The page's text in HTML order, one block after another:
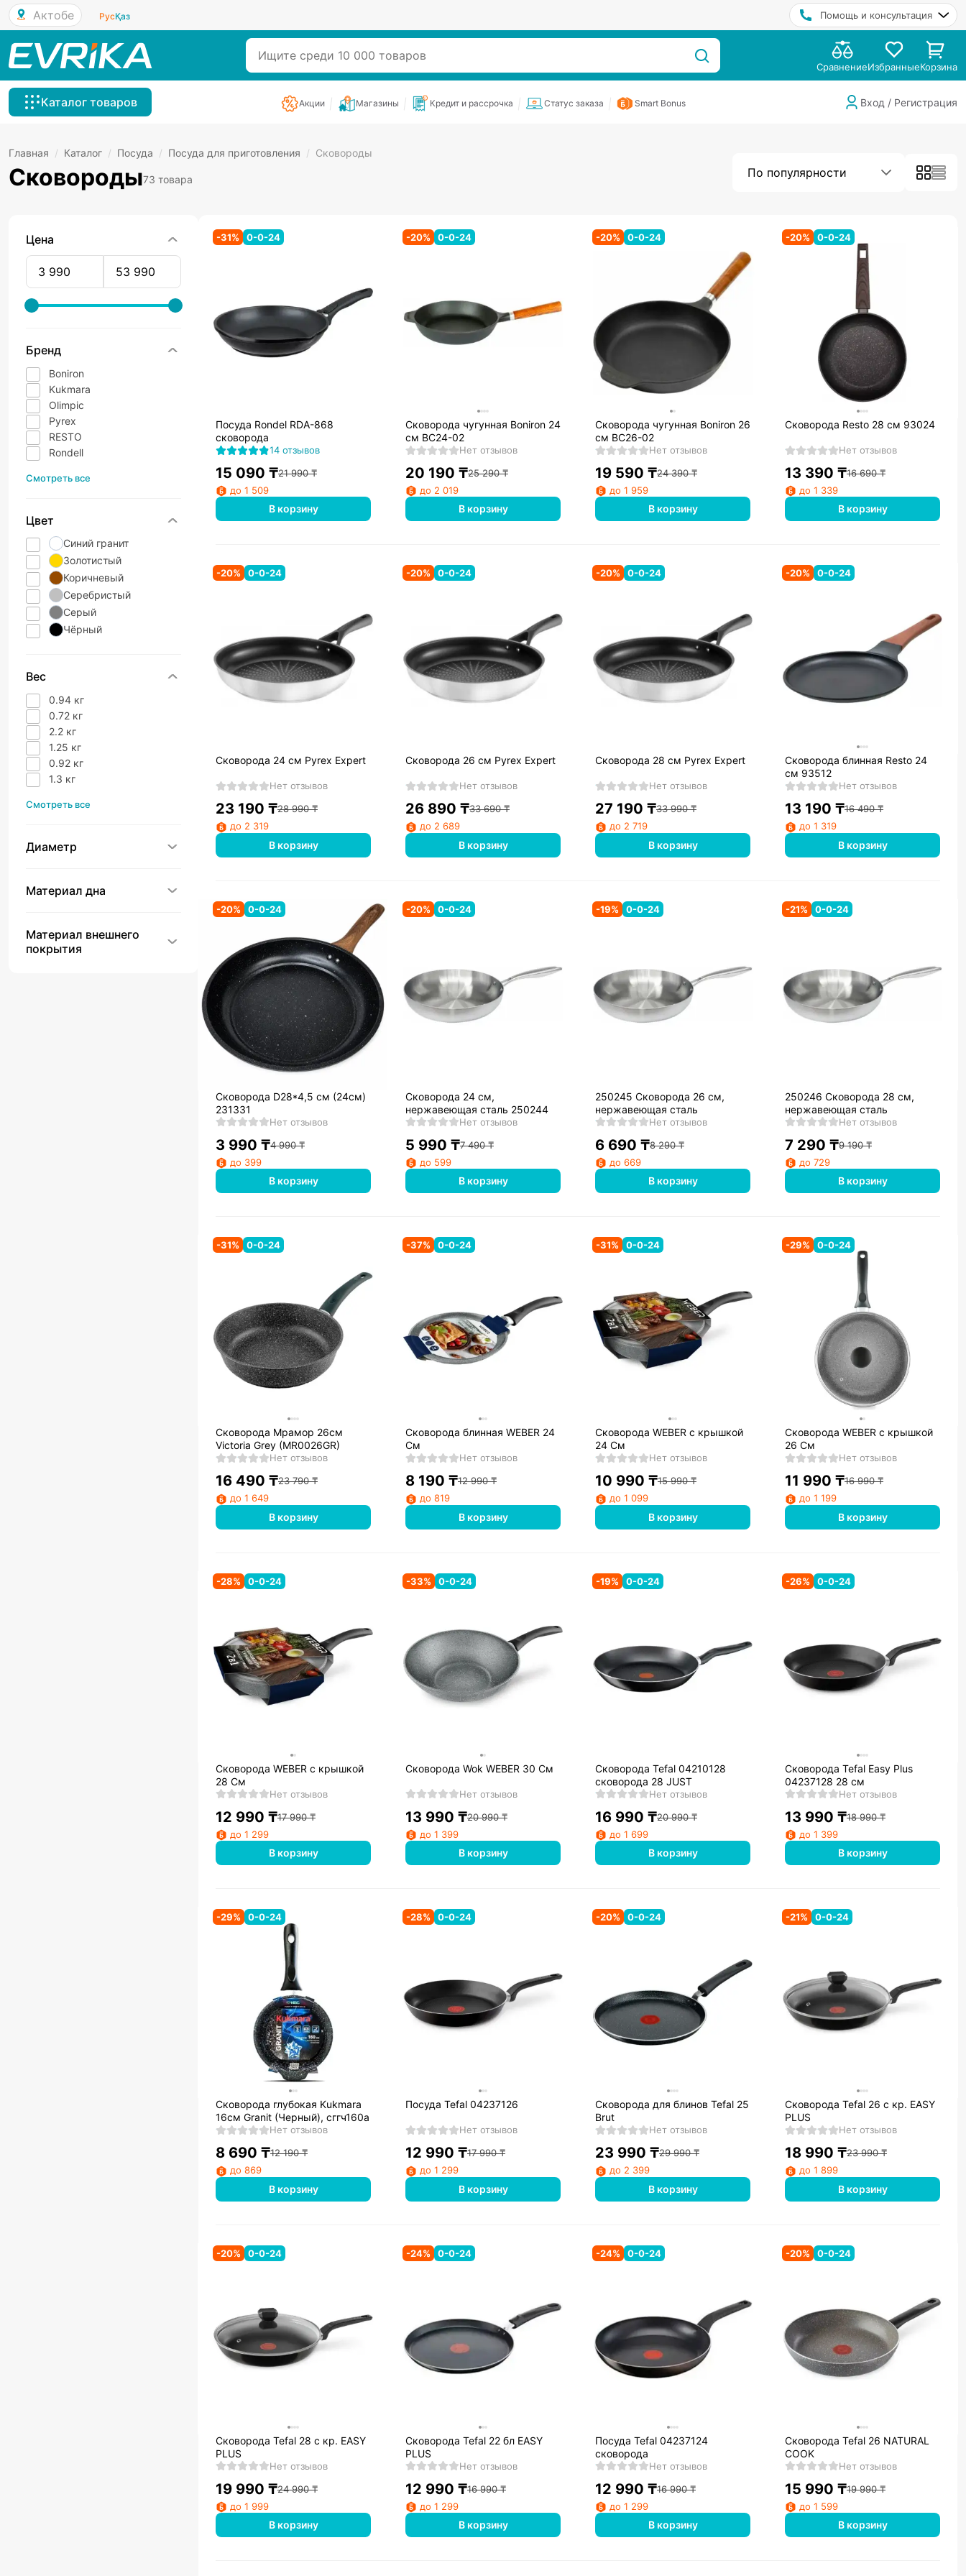
Актобе РусҚаз Помощь и консультация
СравнениеИзбранныеКорзина
Каталог товаров Акции Магазины Кредит и рассрочка Статус заказа Smart Bonus Вход / Регистрация
Главная / Каталог / Посуда / Посуда для приготовления / Сковороды
Сковороды73 товара По популярности
Цена
Бренд
Boniron
Kukmara
Olimpic
Pyrex
RESTO
Rondell
Смотреть все
Цвет
Синий гранит
Золотистый
Коричневый
Серебристый
Серый
Чёрный
Вес
0.94 кг
0.72 кг
2.2 кг
1.25 кг
0.92 кг
1.3 кг
Смотреть все
Диаметр
Материал дна
Материал внешнего
покрытия
-31% 0-0-24
Посуда Rondel RDA-868
сковорода
14 отзывов
15 090 ₸21 990₸
до 1 509
В корзину
-20% 0-0-24
Сковорода чугунная Boniron 24
см ВС24-02
Нет отзывов
20 190 ₸25 290₸
до 2 019
В корзину
-20% 0-0-24
Сковорода чугунная Boniron 26
см ВС26-02
Нет отзывов
19 590 ₸24 390₸
до 1 959
В корзину
-20% 0-0-24
Сковорода Resto 28 см 93024
Нет отзывов
13 390 ₸16 690₸
до 1 339
В корзину
-20% 0-0-24
Сковорода 24 см Pyrex Expert
Нет отзывов
23 190 ₸28 990₸
до 2 319
В корзину
-20% 0-0-24
Сковорода 26 см Pyrex Expert
Нет отзывов
26 890 ₸33 690₸
до 2 689
В корзину
-20% 0-0-24
Сковорода 28 см Pyrex Expert
Нет отзывов
27 190 ₸33 990₸
до 2 719
В корзину
-20% 0-0-24
Сковорода блинная Resto 24
см 93512
Нет отзывов
13 190 ₸16 490₸
до 1 319
В корзину
-20% 0-0-24
Сковорода D28*4,5 см (24см)
231331
Нет отзывов
3 990 ₸4 990₸
до 399
В корзину
-20% 0-0-24
Сковорода 24 см,
нержавеющая сталь 250244
Нет отзывов
5 990 ₸7 490₸
до 599
В корзину
-19% 0-0-24
250245 Сковорода 26 см,
нержавеющая сталь
Нет отзывов
6 690 ₸8 290₸
до 669
В корзину
-21% 0-0-24
250246 Сковорода 28 см,
нержавеющая сталь
Нет отзывов
7 290 ₸9 190₸
до 729
В корзину
-31% 0-0-24
Сковорода Мрамор 26см
Victoria Grey (MR0026GR)
Нет отзывов
16 490 ₸23 790₸
до 1 649
В корзину
-37% 0-0-24
Сковорода блинная WEBER 24
См
Нет отзывов
8 190 ₸12 990₸
до 819
В корзину
-31% 0-0-24
Сковорода WEBER с крышкой
24 См
Нет отзывов
10 990 ₸15 990₸
до 1 099
В корзину
-29% 0-0-24
Сковорода WEBER с крышкой
26 См
Нет отзывов
11 990 ₸16 990₸
до 1 199
В корзину
-28% 0-0-24
Сковорода WEBER с крышкой
28 См
Нет отзывов
12 990 ₸17 990₸
до 1 299
В корзину
-33% 0-0-24
Сковорода Wok WEBER 30 См
Нет отзывов
13 990 ₸20 990₸
до 1 399
В корзину
-19% 0-0-24
Сковорода Tefal 04210128
сковорода 28 JUST
Нет отзывов
16 990 ₸20 990₸
до 1 699
В корзину
-26% 0-0-24
Сковорода Tefal Easy Plus
04237128 28 см
Нет отзывов
13 990 ₸18 990₸
до 1 399
В корзину
-29% 0-0-24
Сковорода глубокая Kukmara
16см Granit (Черный), сггч160а
Нет отзывов
8 690 ₸12 190₸
до 869
В корзину
-28% 0-0-24
Посуда Tefal 04237126
Нет отзывов
12 990 ₸17 990₸
до 1 299
В корзину
-20% 0-0-24
Сковорода для блинов Tefal 25
Brut
Нет отзывов
23 990 ₸29 990₸
до 2 399
В корзину
-21% 0-0-24
Сковорода Tefal 26 с кр. EASY
PLUS
Нет отзывов
18 990 ₸23 990₸
до 1 899
В корзину
-20% 0-0-24
Сковорода Tefal 28 с кр. EASY
PLUS
Нет отзывов
19 990 ₸24 990₸
до 1 999
В корзину
-24% 0-0-24
Сковорода Tefal 22 бл EASY
PLUS
Нет отзывов
12 990 ₸16 990₸
до 1 299
В корзину
-24% 0-0-24
Посуда Tefal 04237124
сковорода
Нет отзывов
12 990 ₸16 990₸
до 1 299
В корзину
-20% 0-0-24
Сковорода Tefal 26 NATURAL
COOK
Нет отзывов
15 990 ₸19 990₸
до 1 599
В корзину